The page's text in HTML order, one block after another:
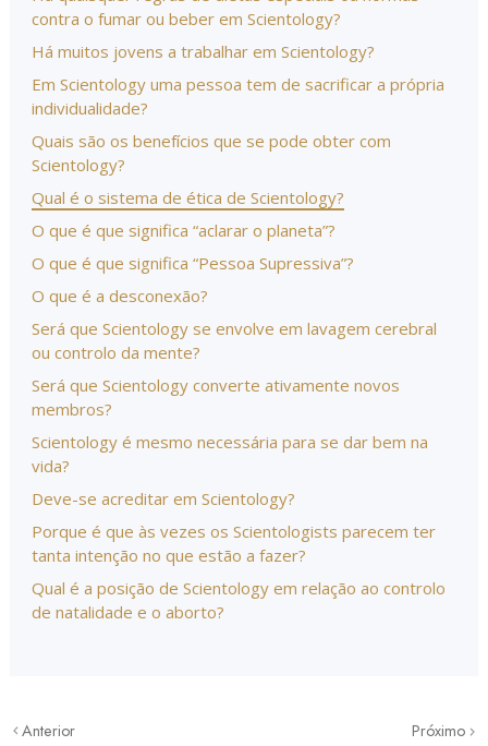
contra o fumar ou beber em Scientology?
Há muitos jovens a trabalhar em Scientology?
Em Scientology uma pessoa tem de sacrificar a própria
individualidade?
Quais são os benefícios que se pode obter com
Scientology?
Qual é o sistema de ética de Scientology?
O que é que significa “aclarar o planeta”?
O que é que significa “Pessoa Supressiva”?
O que é a desconexão?
Será que Scientology se envolve em lavagem cerebral
ou controlo da mente?
Será que Scientology converte ativamente novos
membros?
Scientology é mesmo necessária para se dar bem na
vida?
Deve-se acreditar em Scientology?
Porque é que às vezes os Scientologists parecem ter
tanta intenção no que estão a fazer?
Qual é a posição de Scientology em relação ao controlo
de natalidade e o aborto?
Anterior Próximo